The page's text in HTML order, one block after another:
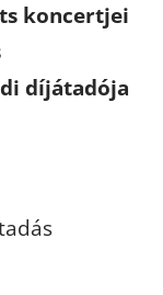
koncertjei
díjátadója